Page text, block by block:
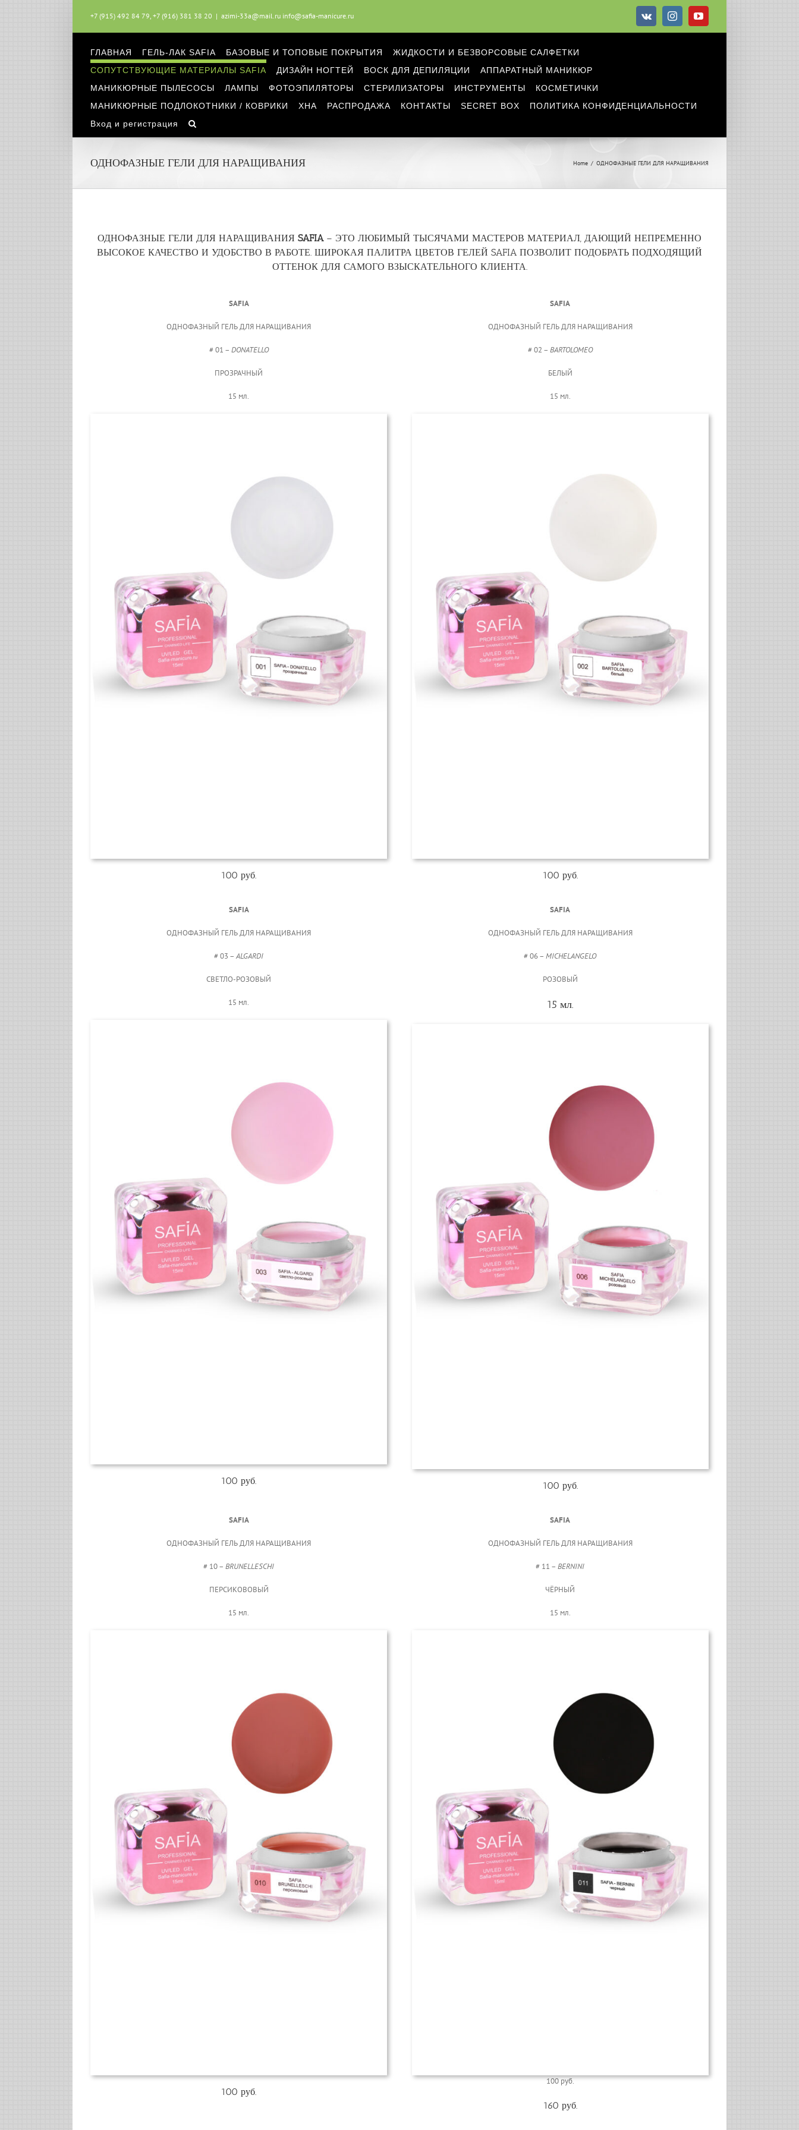
+7 (915) 492 84 79, +7 (916) 381 38 20 | azimi-33a@mail.ru info@safia-manicure.ru Vk InstagramYouTube
ГЛАВНАЯ ГЕЛЬ-ЛАК SAFIA БАЗОВЫЕ И ТОПОВЫЕ ПОКРЫТИЯ
ЖИДКОСТИ И БЕЗВОРСОВЫЕ САЛФЕТКИ
СОПУТСТВУЮЩИЕ МАТЕРИАЛЫ SAFIA
ДИЗАЙН НОГТЕЙ ВОСК ДЛЯ ДЕПИЛЯЦИИ
АППАРАТНЫЙ МАНИКЮР
МАНИКЮРНЫЕ ПЫЛЕСОСЫ
ЛАМПЫ ФОТОЭПИЛЯТОРЫ СТЕРИЛИЗАТОРЫ ИНСТРУМЕНТЫ
КОСМЕТИЧКИ
МАНИКЮРНЫЕ ПОДЛОКОТНИКИ / КОВРИКИ
ХНА РАСПРОДАЖА КОНТАКТЫ SECRET BOX
ПОЛИТИКА КОНФИДЕНЦИАЛЬНОСТИ
Вход и регистрация
ОДНОФАЗНЫЕ ГЕЛИ ДЛЯ НАРАЩИВАНИЯ Home / ОДНОФАЗНЫЕ ГЕЛИ ДЛЯ НАРАЩИВАНИЯ
ОДНОФАЗНЫЕ ГЕЛИ ДЛЯ НАРАЩИВАНИЯ SAFIA– ЭТО ЛЮБИМЫЙ ТЫСЯЧАМИ МАСТЕРОВ МАТЕРИАЛ, ДАЮЩИЙ НЕПРЕМЕННО
ВЫСОКОЕ КАЧЕСТВО И УДОБСТВО В РАБОТЕ. ШИРОКАЯ ПАЛИТРА ЦВЕТОВ ГЕЛЕЙ SAFIA ПОЗВОЛИТ ПОДОБРАТЬ ПОДХОДЯЩИЙ
ОТТЕНОК ДЛЯ САМОГО ВЗЫСКАТЕЛЬНОГО КЛИЕНТА.
SAFIA
ОДНОФАЗНЫЙ ГЕЛЬ ДЛЯ НАРАЩИВАНИЯ
# 01 – DONATELLO
ПРОЗРАЧНЫЙ
15 мл.
100 руб.
SAFIA
ОДНОФАЗНЫЙ ГЕЛЬ ДЛЯ НАРАЩИВАНИЯ
# 02 – BARTOLOMEO
БЕЛЫЙ
15 мл.
100 руб.
SAFIA
ОДНОФАЗНЫЙ ГЕЛЬ ДЛЯ НАРАЩИВАНИЯ
# 03 –ALGARDI
СВЕТЛО-РОЗОВЫЙ
15 мл.
100 руб.
SAFIA
ОДНОФАЗНЫЙ ГЕЛЬ ДЛЯ НАРАЩИВАНИЯ
# 06 –MICHELANGELO
РОЗОВЫЙ
15 мл.
100 руб.
SAFIA
ОДНОФАЗНЫЙ ГЕЛЬ ДЛЯ НАРАЩИВАНИЯ
# 10 –BRUNELLESCHI
ПЕРСИКОВОВЫЙ
15 мл.
100 руб.
SAFIA
ОДНОФАЗНЫЙ ГЕЛЬ ДЛЯ НАРАЩИВАНИЯ
# 11 –BERNINI
ЧЁРНЫЙ
15 мл.
100 руб.
160 руб.